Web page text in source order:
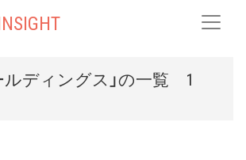
ルディングス」の一覧 1